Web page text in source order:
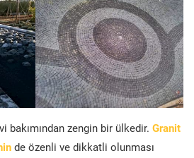
bakımından zengin bir ülkedir. Granit
de özenli ve dikkatli olunması